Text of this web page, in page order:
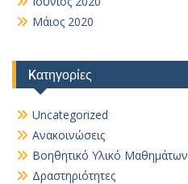
Μάιος 2020
Kατηγορίες
Uncategorized
Ανακοινώσεις
Βοηθητικό Yλικό Mαθημάτων
Δραστηριότητες